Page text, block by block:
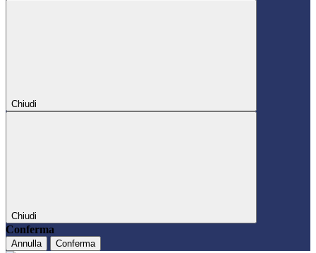
Chiudi
Chiudi
Conferma
Annulla Conferma